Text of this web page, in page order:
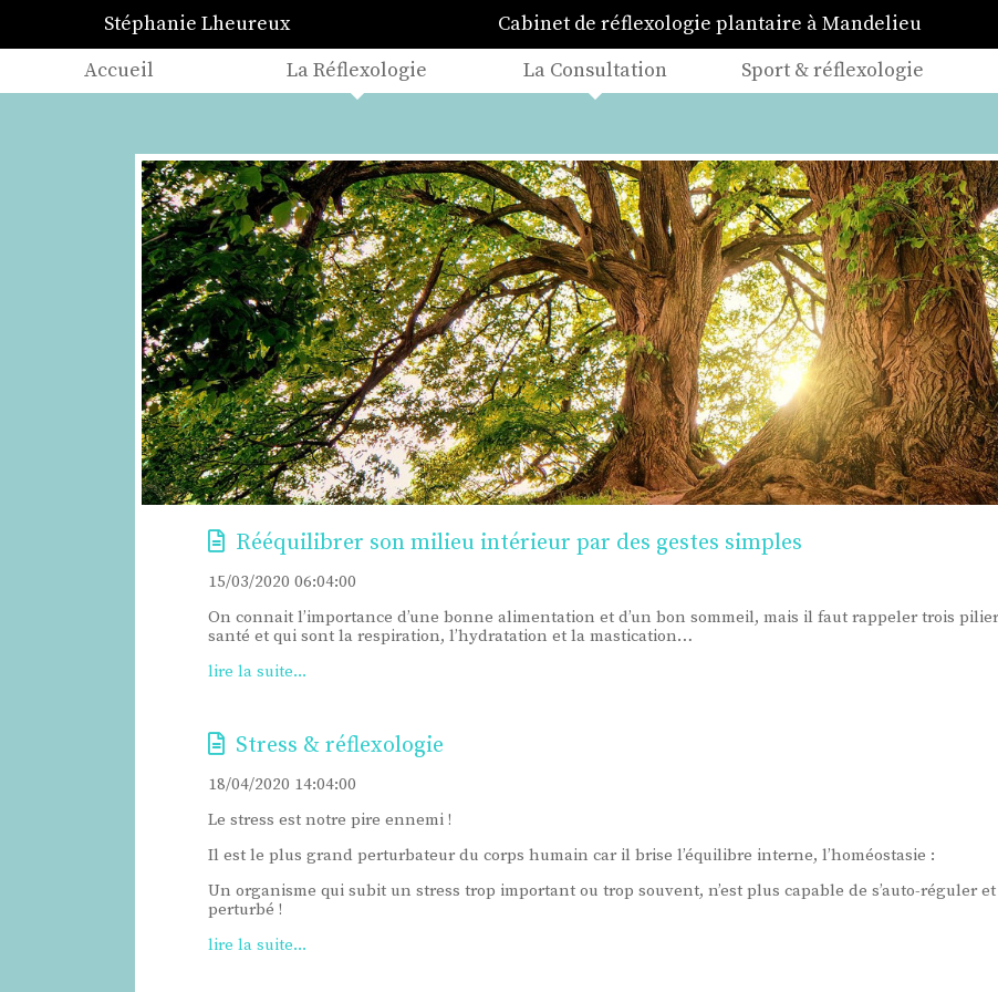
Stéphanie Lheureux Cabinet de réflexologie plantaire à Mandelieu
Accueil
La Réflexologie La Consultation Sport & réflexologie
Rééquilibrer son milieu intérieur par des gestes simples
15/03/2020 06:04:00
On connait l’importance d’une bonne alimentation et d’un bon sommeil, mais il faut rappeler trois
santé et qui sont la respiration, l’hydratation et la mastication…
lire la suite...
Stress & réflexologie
18/04/2020 14:04:00
Le stress est notre pire ennemi !
Il est le plus grand perturbateur du corps humain car il brise l’équilibre interne, l’homéostasie :
Un organisme qui subit un stress trop important ou trop souvent, n’est plus capable de s’auto-réguler
perturbé !
lire la suite...